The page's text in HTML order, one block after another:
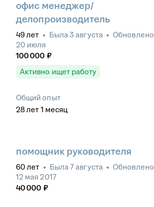
офис менеджер/
делопроизводитель
49лет • Была3 августа • Обновлено
20 июля
100 000 ₽
Активно ищет работу
Общий опыт
28лет 1 месяц
помощник руководителя
60 лет • Была7 августа • Обновлено
12 мая 2017
40 000 ₽